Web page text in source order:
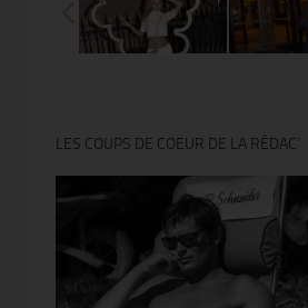
LES COUPS DE COEUR DE LA RÉDAC’